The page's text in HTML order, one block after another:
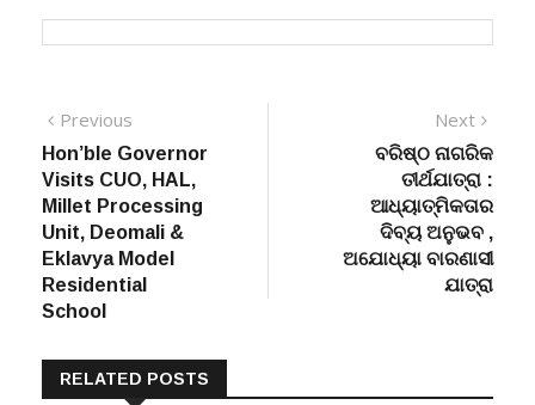
Post
navigation
Previous
post:
Hon’ble Governor
Visits CUO, HAL,
Millet Processing
Unit, Deomali &
Eklavya Model
Residential
School
Next
post:
ବରିଷ୍ଠ ନାଗରିକ
ତୀର୍ଥଯାତ୍ରା :
ଆଧ୍ୟାତ୍ମିକତାର
ଦିବ୍ୟ ଅନୁଭବ ,
ଅଯୋଧ୍ୟା ବାରଣାସୀ
ଯାତ୍ରା
RELATED POSTS